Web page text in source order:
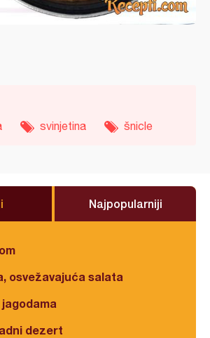
svinjetina šnicle
Najpopularniji
osvežavajuća salata
dezert